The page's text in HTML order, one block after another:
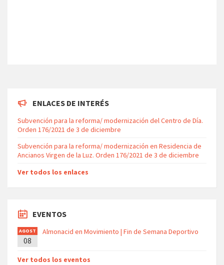
ENLACES DE INTERÉS
Subvención para la reforma/ modernización del Centro de Día.
Orden 176/2021 de 3 de diciembre
Subvención para la reforma/ modernización en Residencia de
Ancianos Virgen de la Luz. Orden 176/2021 de 3 de diciembre
Ver todos los enlaces
EVENTOS
AGOST
O
08
Almonacid en Movimiento | Fin de Semana Deportivo
Ver todos los eventos